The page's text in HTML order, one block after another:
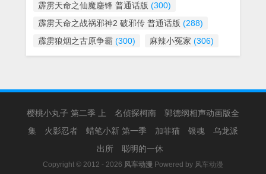
霹雳天命之仙魔鏖锋 普通话版 (300)
霹雳天命之战祸邪神2 破邪传 普通话版 (288)
霹雳狼烟之古原争霸 (300) 麻辣小冤家 (306)
樱桃小丸子 第二季 上 名侦探柯南
郭德纲相声动画版全
集
火影忍者 蜡笔小新 第一季 加菲猫 银魂
乌龙派
出所
聪明的一休
Copyright © 2012 - 2026 风车动漫 Powered by 风车动漫